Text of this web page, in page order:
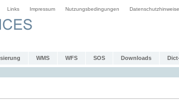
Links Impressum Nutzungsbedingungen Datenschutzhinweise
WMS WFS SOS Downloads